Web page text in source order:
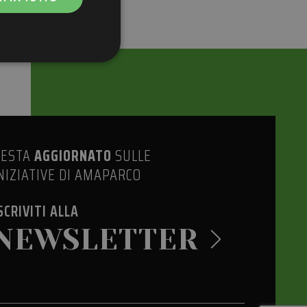
AGGIORNATO SULLE
DI AMAPARCO
ALLA
la gestione
umani e bot. Ciò è
Script.com per
È
funzioni
di accesso per un